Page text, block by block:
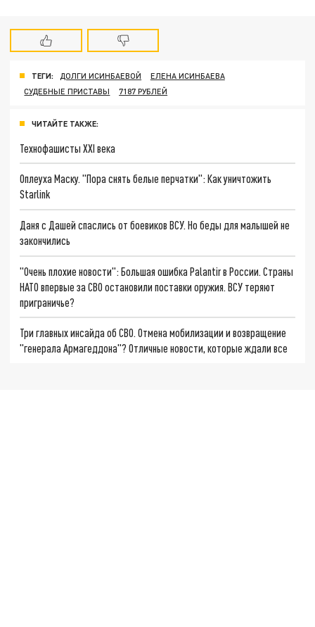
ТЕГИ: ДОЛГИ ИСИНБАЕВОЙ
ЕЛЕНА ИСИНБАЕВА
СУДЕБНЫЕ ПРИСТАВЫ
7187 РУБЛЕЙ
ЧИТАЙТЕ ТАКЖЕ:
Технофашисты XXI века
Оплеуха Маску. "Пора снять белые перчатки": Как уничтожить
Starlink
Даня с Дашей спаслись от боевиков ВСУ. Но беды для малышей не
закончились
"Очень плохие новости": Большая ошибка Palantir в России. Страны
НАТО впервые за СВО остановили поставки оружия. ВСУ теряют
приграничье?
Три главных инсайда об СВО. Отмена мобилизации и возвращение
"генерала Армагеддона"? Отличные новости, которые ждали все